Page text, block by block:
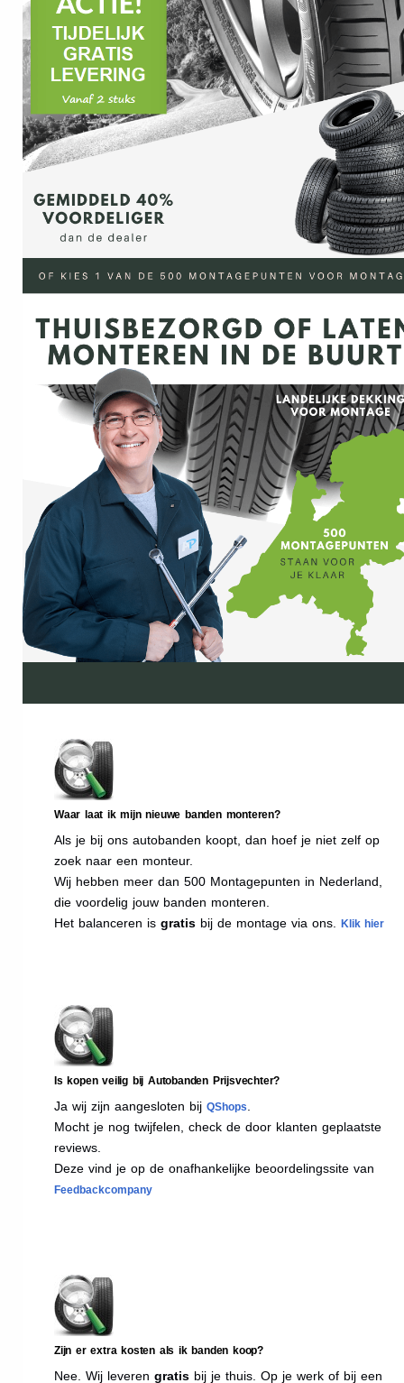
Waar laat ik mijn nieuwe banden monteren?
Als je bij ons autobanden koopt, dan hoef je niet zelf op
zoek naar een monteur.
Wij hebben meer dan 500 Montagepunten in Nederland,
die voordelig jouw banden monteren.
Het balanceren is gratis bij de montage via ons. Klik hier
Is kopen veilig bij Autobanden Prijsvechter?
Ja wij zijn aangesloten bij QShops
Mocht je nog twijfelen, check de door klanten geplaatste
reviews.
Deze vind je op de onafhankelijke beoordelingssite van
Feedbackcompany
Zijn er extra kosten als ik banden koop?
Nee. Wij leveren gratis bij je thuis. Op je werk of bij een